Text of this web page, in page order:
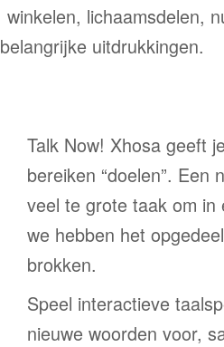
lichaamsdelen,
uitdrukkingen.
Talk Now! Xhosa geeft
bereiken “doelen”. Een
veel te grote taak om
we hebben het
brokken.
Speel interactieve
nieuwe woorden voor,